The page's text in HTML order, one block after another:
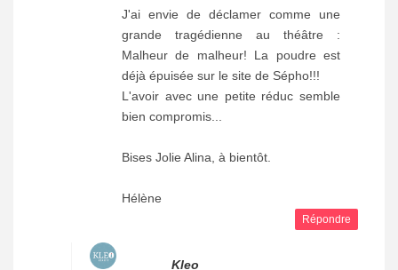
J'ai envie de déclamer comme une
grande tragédienne au théâtre :
Malheur de malheur! La poudre est
déjà épuisée sur le site de Sépho!!!
L'avoir avec une petite réduc semble
bien compromis...
Bises Jolie Alina, à bientôt.
Hélène
Répondre
Kleo